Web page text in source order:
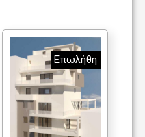
Επωλήθη